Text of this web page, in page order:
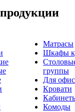
Матрасы
Шкафы
группы
Для
Кровати
Комоды